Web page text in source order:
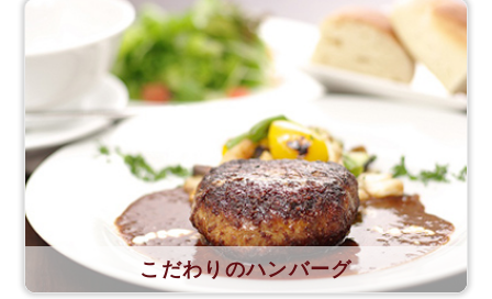
こだわりのハンバーグ